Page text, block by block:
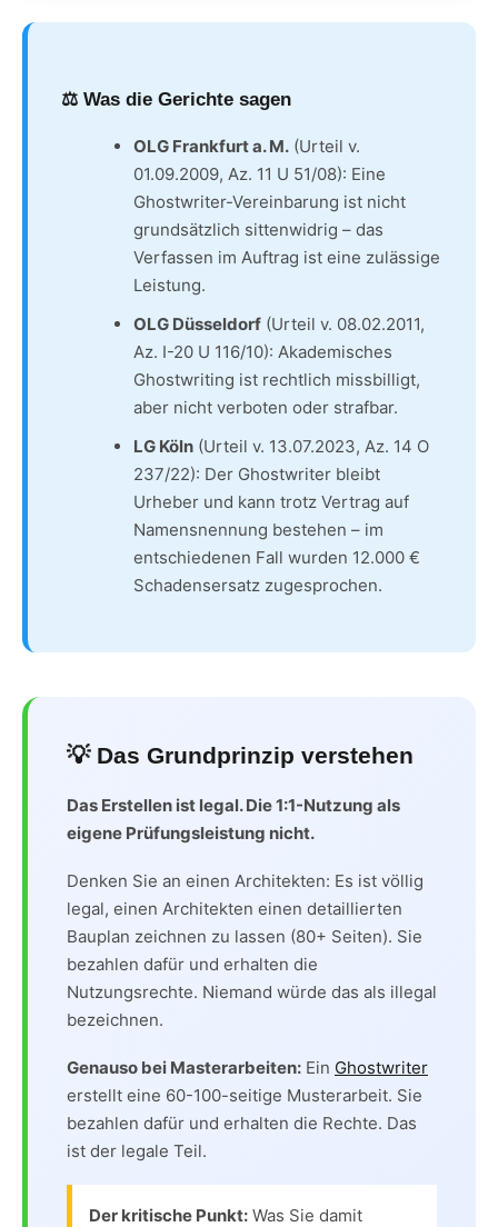
⚖️ Was die Gerichte sagen
OLG Frankfurt a. M. (Urteil v.
01.09.2009, Az. 11 U 51/08): Eine
Ghostwriter-Vereinbarung ist nicht
grundsätzlich sittenwidrig – das
Verfassen im Auftrag ist eine zulässige
Leistung.
OLG Düsseldorf (Urteil v. 08.02.2011,
Az. I-20 U 116/10): Akademisches
Ghostwriting ist rechtlich missbilligt,
aber nicht verboten oder strafbar.
LG Köln (Urteil v. 13.07.2023, Az. 14 O
237/22): Der Ghostwriter bleibt
Urheber und kann trotz Vertrag auf
Namensnennung bestehen – im
entschiedenen Fall wurden 12.000 €
Schadensersatz zugesprochen.
💡 Das Grundprinzip verstehen
Das Erstellen ist legal. Die 1:1-Nutzung als
eigene Prüfungsleistung nicht.
Denken Sie an einen Architekten: Es ist völlig
legal, einen Architekten einen detaillierten
Bauplan zeichnen zu lassen (80+ Seiten). Sie
bezahlen dafür und erhalten die
Nutzungsrechte. Niemand würde das als illegal
bezeichnen.
Genauso bei Masterarbeiten: Ein Ghostwriter
erstellt eine 60-100-seitige Musterarbeit. Sie
bezahlen dafür und erhalten die Rechte. Das
ist der legale Teil.
Der kritische Punkt: Was Sie damit